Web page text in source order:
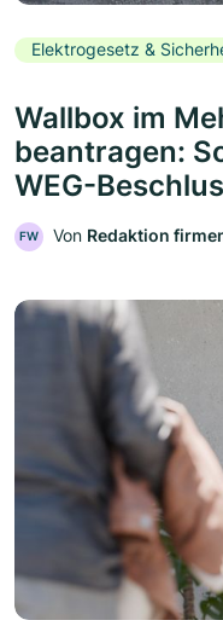
Elektrogesetz &
Wallbox im
beantragen:
WEG-
FW Von Redaktion